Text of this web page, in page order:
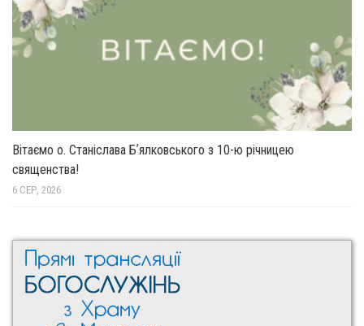
Вітаємо о. Станіслава Бʼялковського з 10-ю річницею
священства!
6 СЕР, 2026